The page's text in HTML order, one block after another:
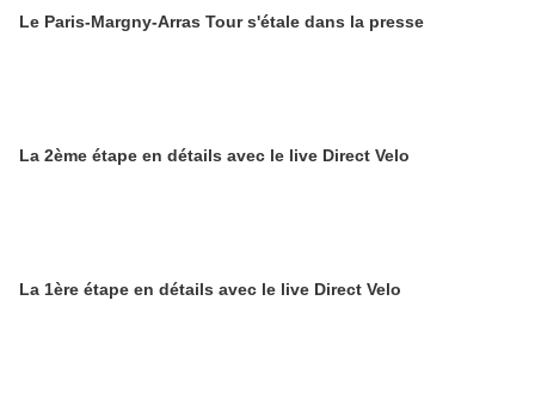
Le Paris-Margny-Arras Tour s'étale dans la presse
La 2ème étape en détails avec le live Direct Velo
La 1ère étape en détails avec le live Direct Velo